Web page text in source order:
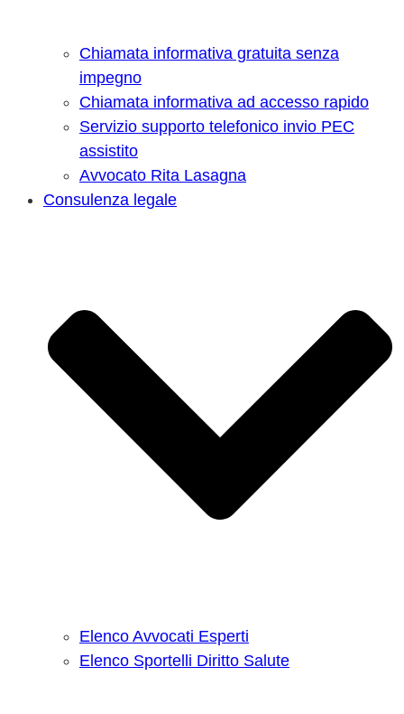
Chiamata informativa gratuita senza
impegno
Chiamata informativa ad accesso rapido
Servizio supporto telefonico invio PEC
assistito
Avvocato Rita Lasagna
Consulenza legale
Elenco Avvocati Esperti
Elenco Sportelli Diritto Salute